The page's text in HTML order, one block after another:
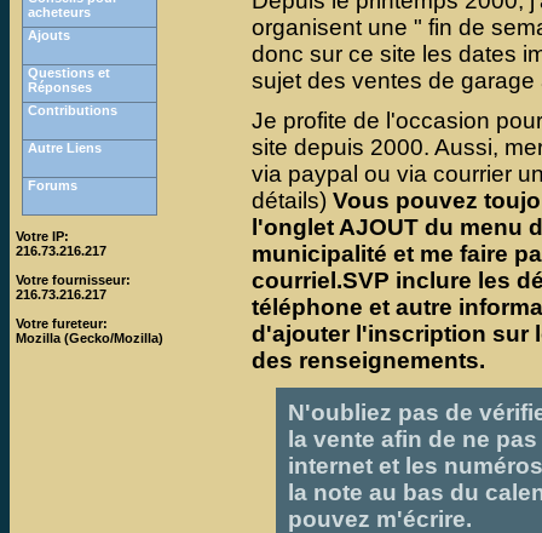
organisent une " fin de
donc sur ce site les dates
sujet des ventes de garage
Je profite de l'occasion
site depuis 2000. Aussi,
via paypal ou via courrier
détails) Vous pouvez
l'onglet AJOUT du menu
municipalité et me faire
courriel.SVP inclure les
téléphone et autre
d'ajouter l'inscription sur
des renseignements.
N'oubliez pas de
la vente afin de ne
internet et les
la note au bas du
pouvez m'écrire.
acheteurs
Ajouts
Questions et
Réponses
Contributions
Autre Liens
Forums
Votre IP:
216.73.216.217
Votre fournisseur:
216.73.216.217
Votre fureteur:
Mozilla (Gecko/Mozilla)